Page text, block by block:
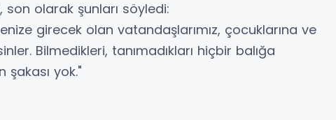
son olarak şunları söyledi:
girecek olan vatandaşlarımız, çocuklarına ve
Bilmedikleri, tanımadıkları hiçbir balığa
şakası yok."